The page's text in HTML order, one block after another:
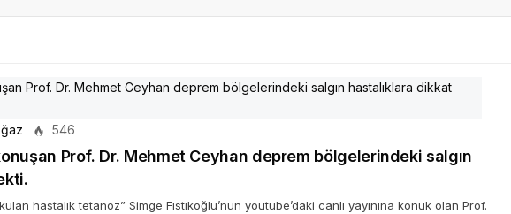
546
Prof. Dr. Mehmet Ceyhan deprem bölgelerindeki salgın
hastalık tetanoz” Simge Fıstıkoğlu’nun youtube’daki canlı yayınına konuk olan Prof.